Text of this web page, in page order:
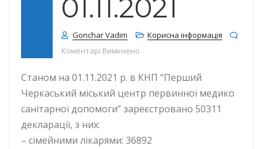
01.11.2021
Gonchar Vadim
Корисна інформація
Коментарі Вимкнено
Станом на 01.11.2021 р. в КНП “Перший
Черкаський міський центр первинної медико
санітарної допомоги” зареєстровано 50311
декларації, з них:
– сімейними лікарями: 36892